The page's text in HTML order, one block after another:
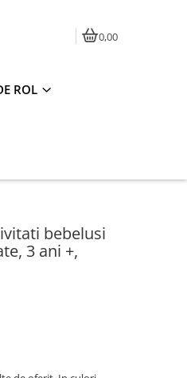
0,00
ROL
bebelusi
3 ani +,